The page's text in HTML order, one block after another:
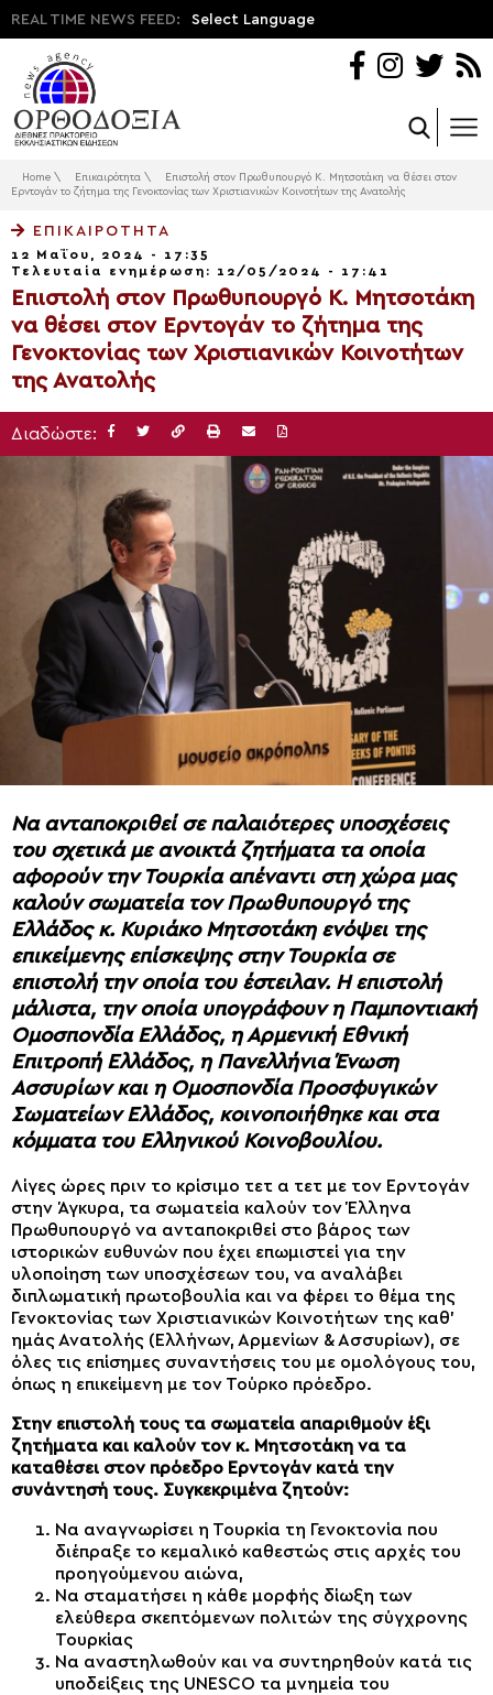
REAL TIME NEWS FEED: Select Language
Home \ Επικαιρότητα \
Επιστολή στον Πρωθυπουργό Κ. Μητσοτάκη να θέσει στον
Ερντογάν το ζήτημα της Γενοκτονίας των Χριστιανικών Κοινοτήτων της Ανατολής
ΕΠΙΚΑΙΡΌΤΗΤΑ
12 Μαΐου, 2024 - 17:35
Τελευταία ενημέρωση: 12/05/2024 - 17:41
Επιστολή στον Πρωθυπουργό Κ. Μητσοτάκη
να θέσει στον Ερντογάν το ζήτημα της
Γενοκτονίας των Χριστιανικών Κοινοτήτων
της Ανατολής
Διαδώστε:
Να ανταποκριθεί σε παλαιότερες υποσχέσεις
του σχετικά με ανοικτά ζητήματα τα οποία
αφορούν την Τουρκία απέναντι στη χώρα μας
καλούν σωματεία τον Πρωθυπουργό της
Ελλάδος κ. Κυριάκο Μητσοτάκη ενόψει της
επικείμενης επίσκεψης στην Τουρκία σε
επιστολή την οποία του έστειλαν. Η επιστολή
μάλιστα, την οποία υπογράφουν η Παμποντιακή
Ομοσπονδία Ελλάδος, η Αρμενική Εθνική
Επιτροπή Ελλάδος, η Πανελλήνια Ένωση
Ασσυρίων και η Ομοσπονδία Προσφυγικών
Σωματείων Ελλάδος, κοινοποιήθηκε και στα
κόμματα του Ελληνικού Κοινοβουλίου.
Λίγες ώρες πριν το κρίσιμο τετ α τετ με τον Ερντογάν
στην Άγκυρα, τα σωματεία καλούν τον Έλληνα
Πρωθυπουργό να ανταποκριθεί στο βάρος των
ιστορικών ευθυνών που έχει επωμιστεί για την
υλοποίηση των υποσχέσεων του, να αναλάβει
διπλωματική πρωτοβουλία και να φέρει το θέμα της
Γενοκτονίας των Χριστιανικών Κοινοτήτων της καθ’
ημάς Ανατολής (Ελλήνων, Αρμενίων & Ασσυρίων), σε
όλες τις επίσημες συναντήσεις του με ομολόγους του,
όπως η επικείμενη με τον Τούρκο πρόεδρο.
Στην επιστολή τους τα σωματεία απαριθμούν έξι
ζητήματα και καλούν τον κ. Μητσοτάκη να τα
καταθέσει στον πρόεδρο Ερντογάν κατά την
συνάντησή τους. Συγκεκριμένα ζητούν:
Να αναγνωρίσει η Τουρκία τη Γενοκτονία που
διέπραξε το κεμαλικό καθεστώς στις αρχές του
προηγούμενου αιώνα,
Να σταματήσει η κάθε μορφής δίωξη των
ελεύθερα σκεπτόμενων πολιτών της σύγχρονης
Τουρκίας
Να αναστηλωθούν και να συντηρηθούν κατά τις
υποδείξεις της UNESCO τα μνημεία του